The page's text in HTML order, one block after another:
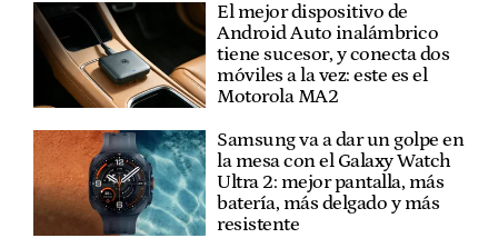
El mejor dispositivo de
Android Auto inalámbrico
tiene sucesor, y conecta dos
móviles a la vez: este es el
Motorola MA2
Samsung va a dar un golpe en
la mesa con el Galaxy Watch
Ultra 2: mejor pantalla, más
batería, más delgado y más
resistente